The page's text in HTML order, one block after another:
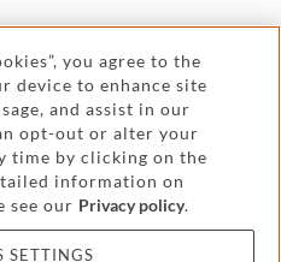
Accessibility
Attorney advertising
you agree to the
device to enhance site
and assist in our
opt-out or alter your
time by clicking on the
information on
see our Privacy policy.
SETTINGS